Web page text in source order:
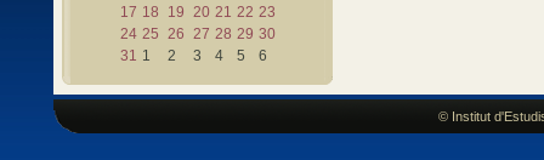
17 18 19 20 21 22 23
24 25 26 27 28 29 30
31 1 2 3 4 5 6
© Institut